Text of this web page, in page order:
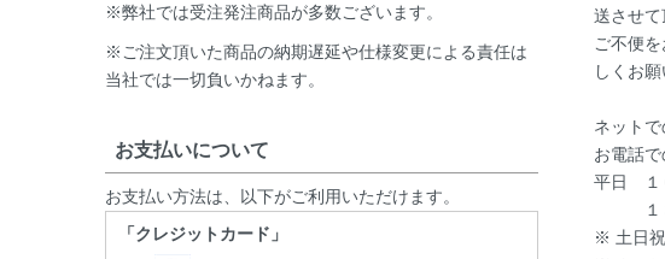
※弊社では受注発注商品が多数ございます。
※ご注文頂いた商品の納期遅延や仕様変更による責任は
当社では一切負いかねます。
お支払いについて
お支払い方法は、以下がご利用いただけます。
「クレジットカード」
送させて
ご不便
しくお願
ネットで
お電話
平日 １
１３
※ 土日祝